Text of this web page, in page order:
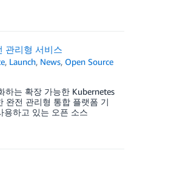
관리형 서비스
, Launch, News, Open Source
하는 확장 가능한 Kubernetes
완전 관리형 통합 플랫폼 기
용하고 있는 오픈 소스